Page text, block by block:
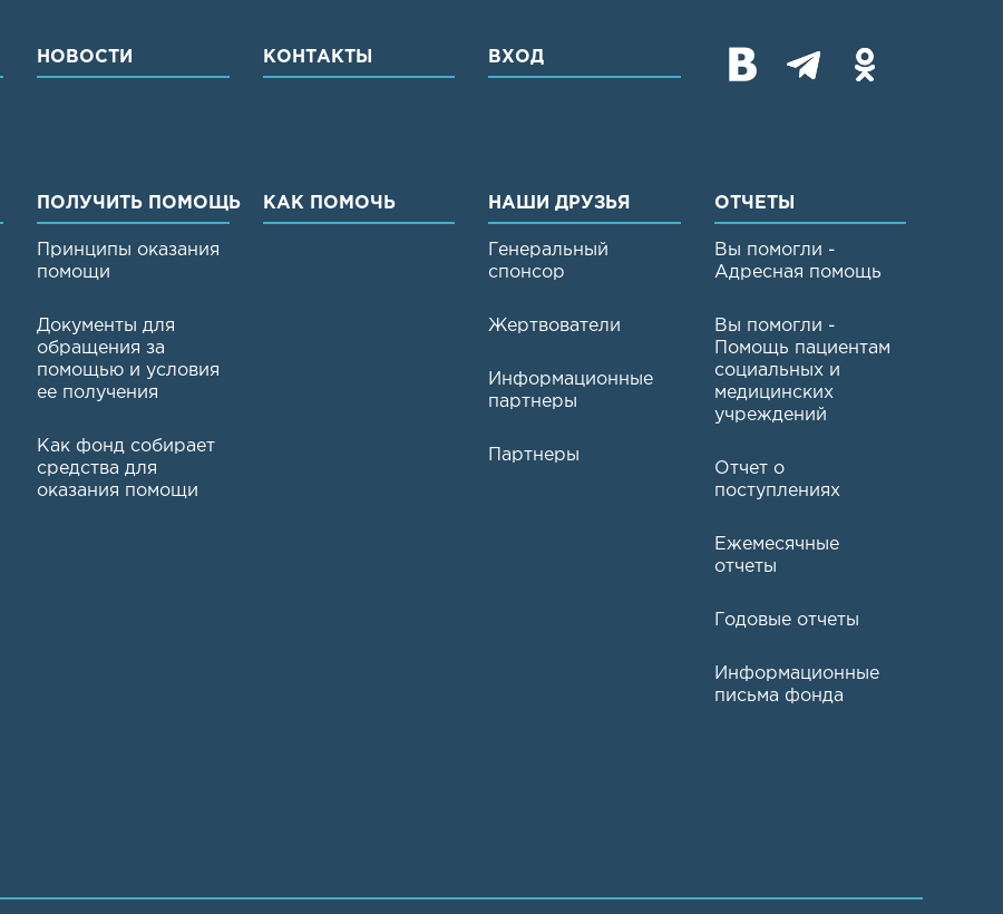
НОВОСТИ КОНТАКТЫ ВХОД
ПОЛУЧИТЬ ПОМОЩЬ
Принципы оказания
помощи
Документы для
обращения за
помощью и условия
ее получения
Как фонд собирает
средства для
оказания помощи
КАК ПОМОЧЬ НАШИ ДРУЗЬЯ
Генеральный
спонсор
Жертвователи
Информационные
партнеры
Партнеры
ОТЧЕТЫ
Вы помогли -
Адресная помощь
Вы помогли -
Помощь пациентам
социальных и
медицинских
учреждений
Отчет о
поступлениях
Ежемесячные
отчеты
Годовые отчеты
Информационные
письма фонда